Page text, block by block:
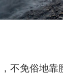
不免俗地靠